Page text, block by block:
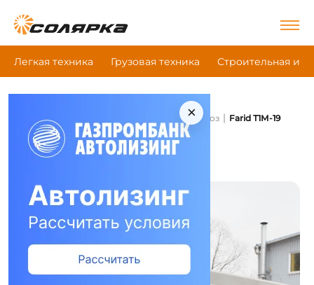
Легкая техника Грузовая техника Строительная и
×
Главная Мусоровоз | Farid Т1М-19
Мусоровоз Farid Т1М-19